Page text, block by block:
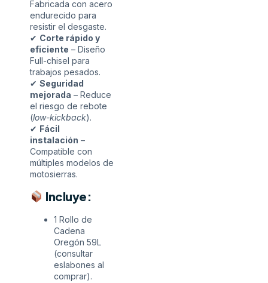
Fabricada con acero
endurecido para
resistir el desgaste.
✔ Corte rápido y
eficiente – Diseño
Full-chisel para
trabajos pesados.
✔ Seguridad
mejorada – Reduce
el riesgo de rebote
(low-kickback).
✔ Fácil
instalación –
Compatible con
múltiples modelos de
motosierras.
Incluye:
1 Rollo de
Cadena
Oregón 59L
(consultar
eslabones al
comprar).